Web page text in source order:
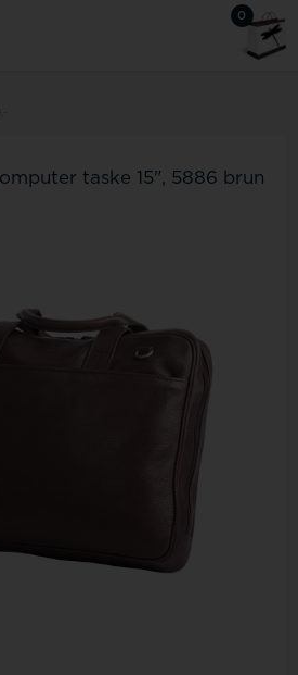
0
taske 15", 5886 brun